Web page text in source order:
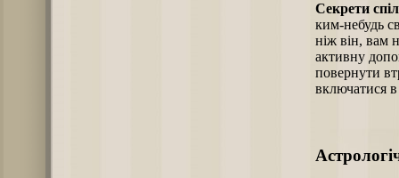
Секрети
ким-небудь
ніж він, вам
активну
повернути
включатися